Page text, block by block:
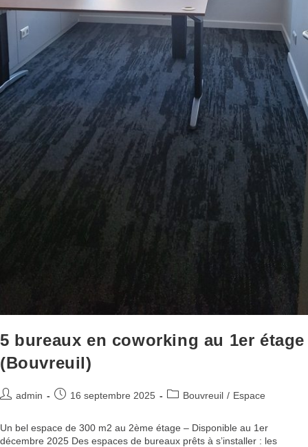
5 bureaux en coworking au 1er étage
(Bouvreuil)
admin 16 septembre 2025 Bouvreuil / Espace
Un bel espace de 300 m2 au 2ème étage – Disponible au 1er
décembre 2025 Des espaces de bureaux prêts à s’installer : les